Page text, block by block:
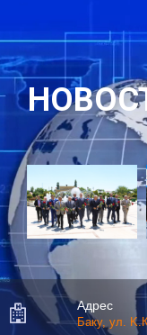
 Адрес
Баку, ул.